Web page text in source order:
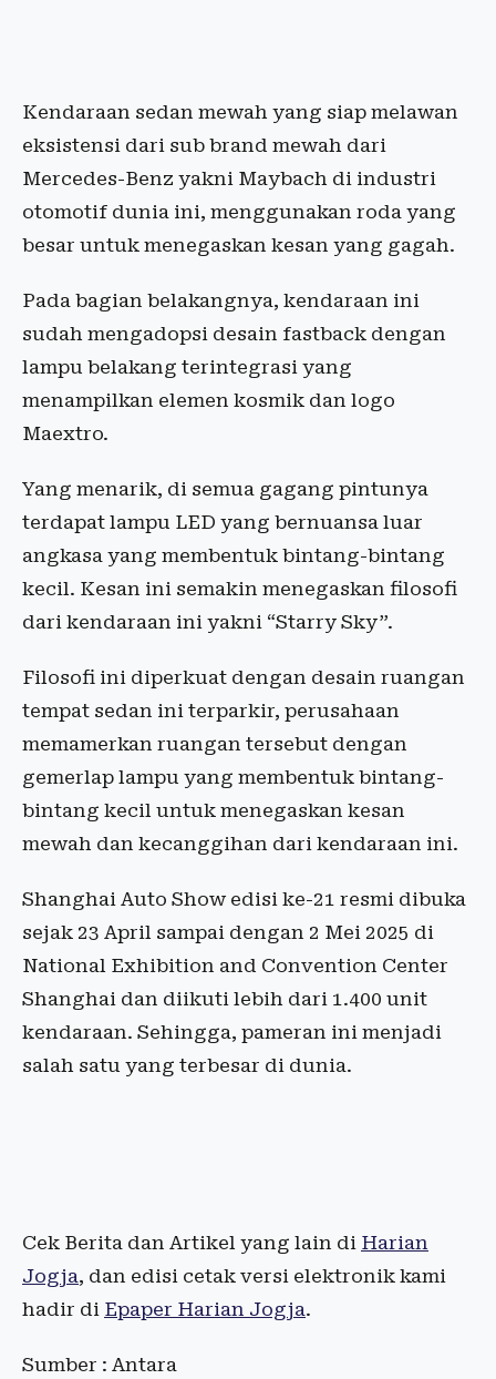
Kendaraan sedan mewah yang siap melawan
eksistensi dari sub brand mewah dari
Mercedes-Benz yakni Maybach di industri
otomotif dunia ini, menggunakan roda yang
besar untuk menegaskan kesan yang gagah.
Pada bagian belakangnya, kendaraan ini
sudah mengadopsi desain fastback dengan
lampu belakang terintegrasi yang
menampilkan elemen kosmik dan logo
Maextro.
Yang menarik, di semua gagang pintunya
terdapat lampu LED yang bernuansa luar
angkasa yang membentuk bintang-bintang
kecil. Kesan ini semakin menegaskan filosofi
dari kendaraan ini yakni “Starry Sky”.
Filosofi ini diperkuat dengan desain ruangan
tempat sedan ini terparkir, perusahaan
memamerkan ruangan tersebut dengan
gemerlap lampu yang membentuk bintang-
bintang kecil untuk menegaskan kesan
mewah dan kecanggihan dari kendaraan ini.
Shanghai Auto Show edisi ke-21 resmi dibuka
sejak 23 April sampai dengan 2 Mei 2025 di
National Exhibition and Convention Center
Shanghai dan diikuti lebih dari 1.400 unit
kendaraan. Sehingga, pameran ini menjadi
salah satu yang terbesar di dunia.
Cek Berita dan Artikel yang lain di Harian
Jogja, dan edisi cetak versi elektronik kami
hadir di Epaper Harian Jogja.
Sumber : Antara